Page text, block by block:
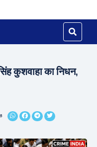
कुशवाहा का निधन,